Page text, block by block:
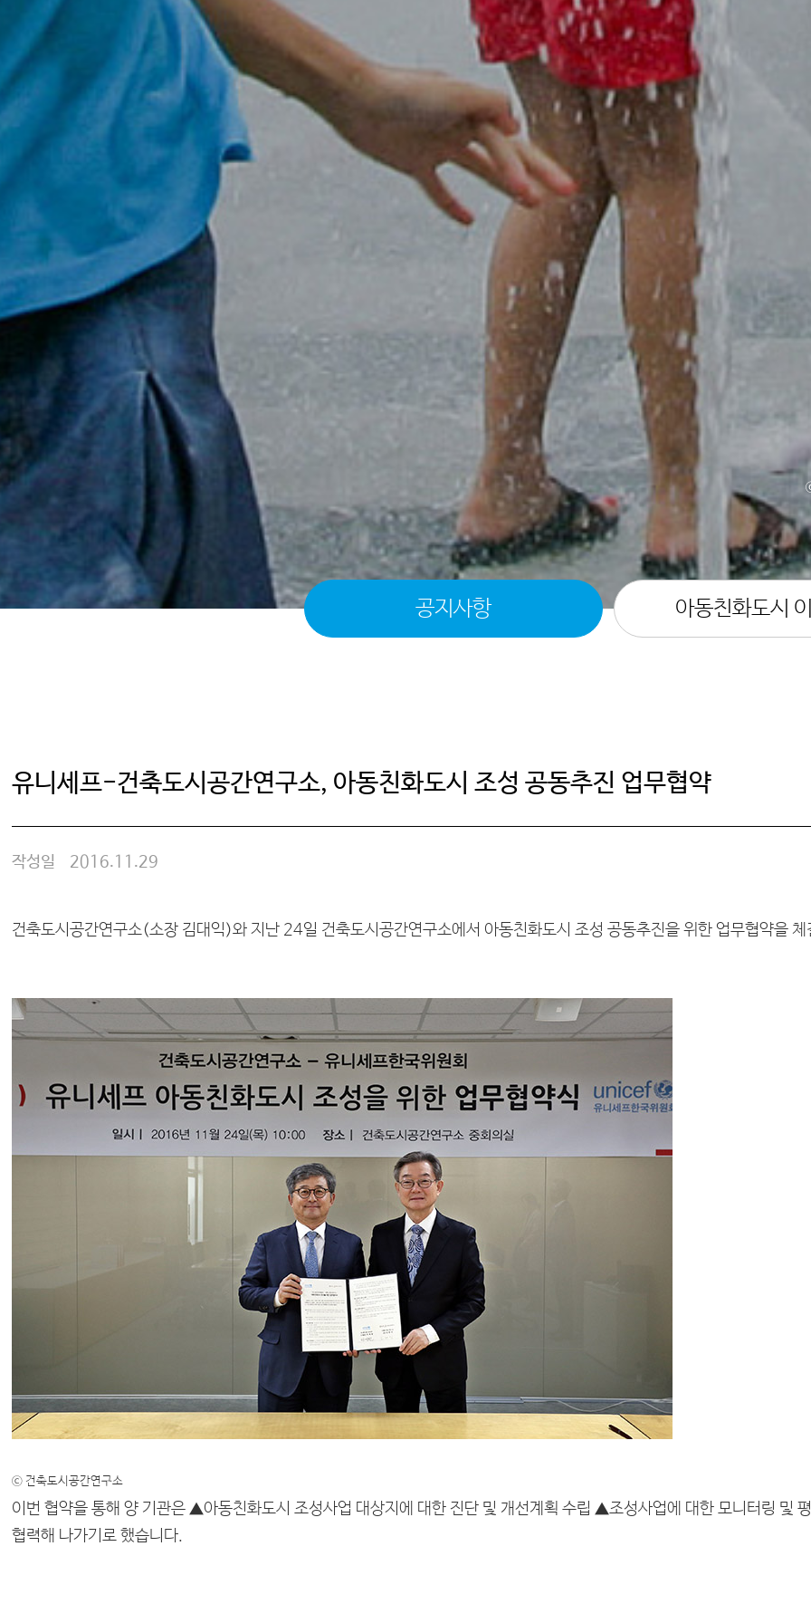
공지사항 아동친화도시
유니세프-건축도시공간연구소, 아동친화도시 조성 공동추진 업무협약
작성일 2016.11.29
건축도시공간연구소(소장 김대익)와 지난 24일 건축도시공간연구소에서 아동친화도시 조성 공동추진을 위한 업무협약을 체
ⓒ 건축도시공간연구소
이번 협약을 통해 양 기관은 ▲아동친화도시 조성사업 대상지에 대한 진단 및 개선계획 수립 ▲조성사업에 대한 모니터링 및
협력해 나가기로 했습니다.